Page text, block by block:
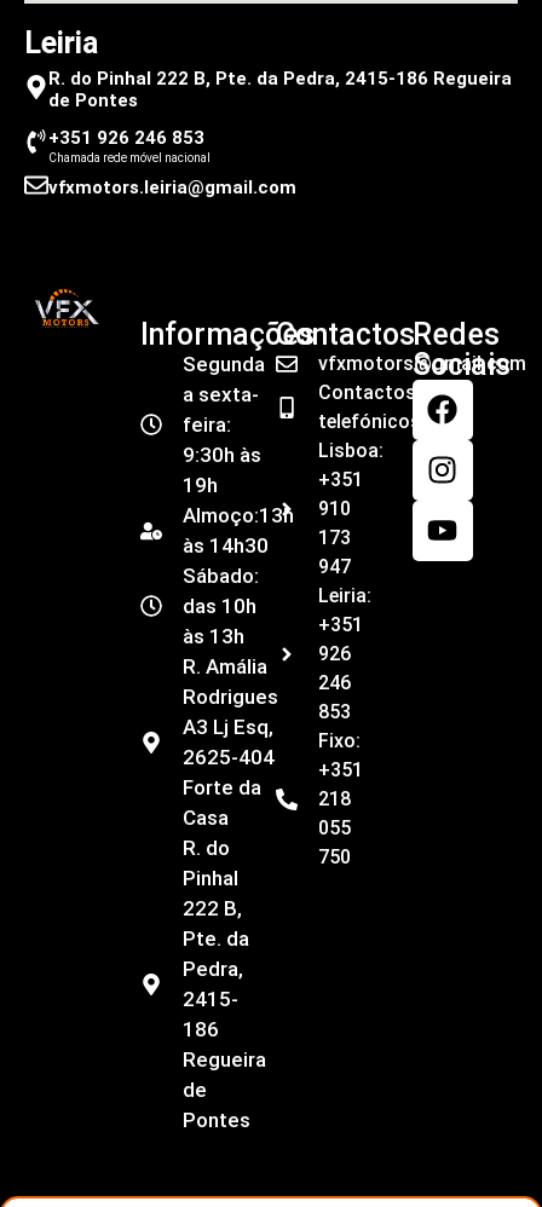
Leiria
R. do Pinhal 222 B, Pte. da Pedra, 2415-186 Regueira
de Pontes
+351 926 246 853
Chamada rede móvel nacional
vfxmotors.leiria@gmail.com
Informações
Segunda
a sexta-
feira:
9:30h às
19h
Almoço:13h
às 14h30
Sábado:
das 10h
às 13h
R. Amália
Rodrigues
A3 Lj Esq,
2625-404
Forte da
Casa
R. do
Pinhal
222 B,
Pte. da
Pedra,
2415-
186
Regueira
de
Pontes
Contactos
vfxmotors@gmail.com
Contactos
telefónicos
Lisboa:
+351
910
173
947
Leiria:
+351
926
246
853
Fixo:
+351
218
055
750
Redes
Sociais